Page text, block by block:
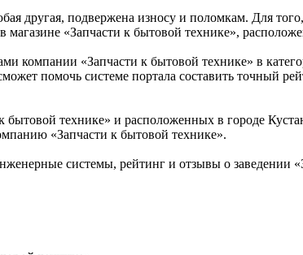
другая, подвержена износу и поломкам. Для
магазине «Запчасти к бытовой технике»,
компании «Запчасти к бытовой технике» в
помочь системе портала составить точный
технике» и расположенных в городе
«Запчасти к бытовой технике».
системы, рейтинг и отзывы о заведении